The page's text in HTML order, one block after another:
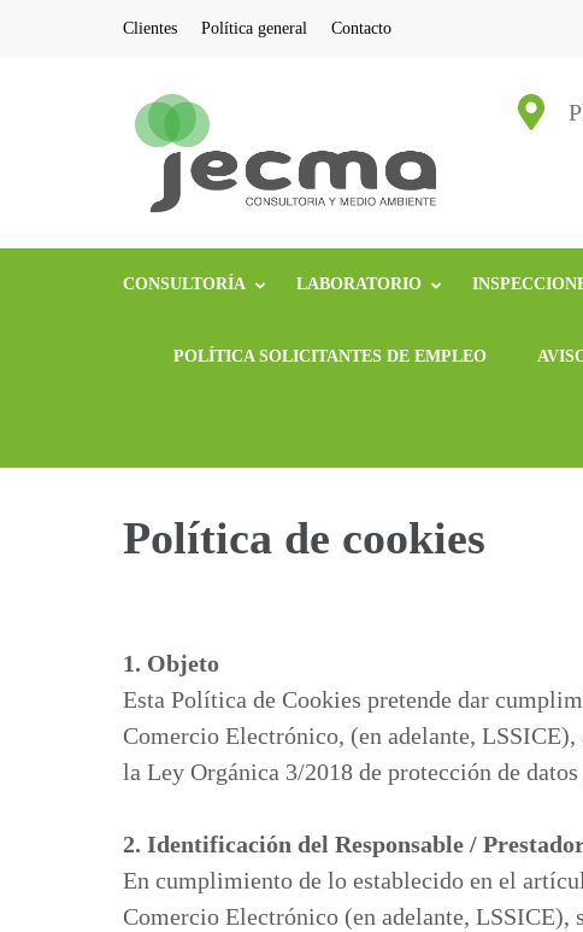
Clientes Política general Contacto
Jecma
Consultoría y
CONSULTORÍA LABORATORIO
POLÍTICA SOLICITANTES DE EMPLEO
Política de cookies
1. Objeto
Esta Política de Cookies pretende dar
Comercio Electrónico, (en adelante, LSSICE),
la Ley Orgánica 3/2018 de protección de
2. Identificación del Responsable /
En cumplimiento de lo establecido en el
Comercio Electrónico (en adelante, LSSICE),